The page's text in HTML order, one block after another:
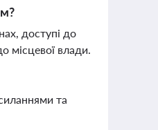
доступі до
місцевої влади.
та